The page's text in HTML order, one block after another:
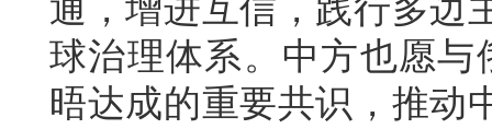
通，增进互信，践行多边
球治理体系。中方也愿
晤达成的重要共识，推动